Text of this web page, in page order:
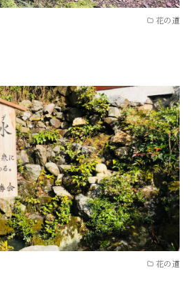
花の道
花の道